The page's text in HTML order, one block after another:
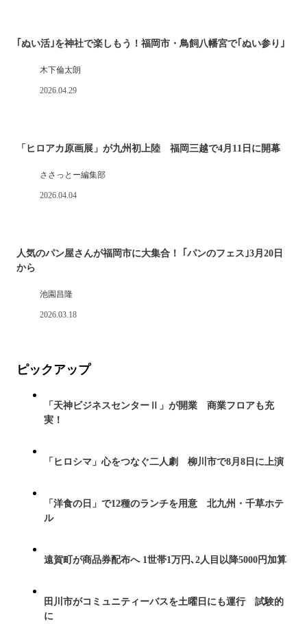
｢ぬい活｣を神社で楽しもう！福岡市・鳥飼八幡宮で｢ぬい参り｣
木下倫太朗
2026.04.29
「ヒロアカ原画展」が九州初上陸 福岡三越で4月11日に開幕
ささっとー編集部
2026.04.04
人気のパン屋さんが福岡市に大集合！ ｢パンのフェス｣3月20日
から
池園昌隆
2026.03.18
ピックアップ
「天神ビジネスセンターⅡ」が開業 商業フロアも充
実！
「ヒロシマ」心をつなぐ二人劇 柳川市で8月8日に上演
「洋食の日」で12種のランチを用意 北九州・千草ホテ
ル
遠賀町が商品券配布へ 1世帯1万円､2人目以降5000円加算
田川市がコミュニティーバスを土曜日にも運行 試験的
に